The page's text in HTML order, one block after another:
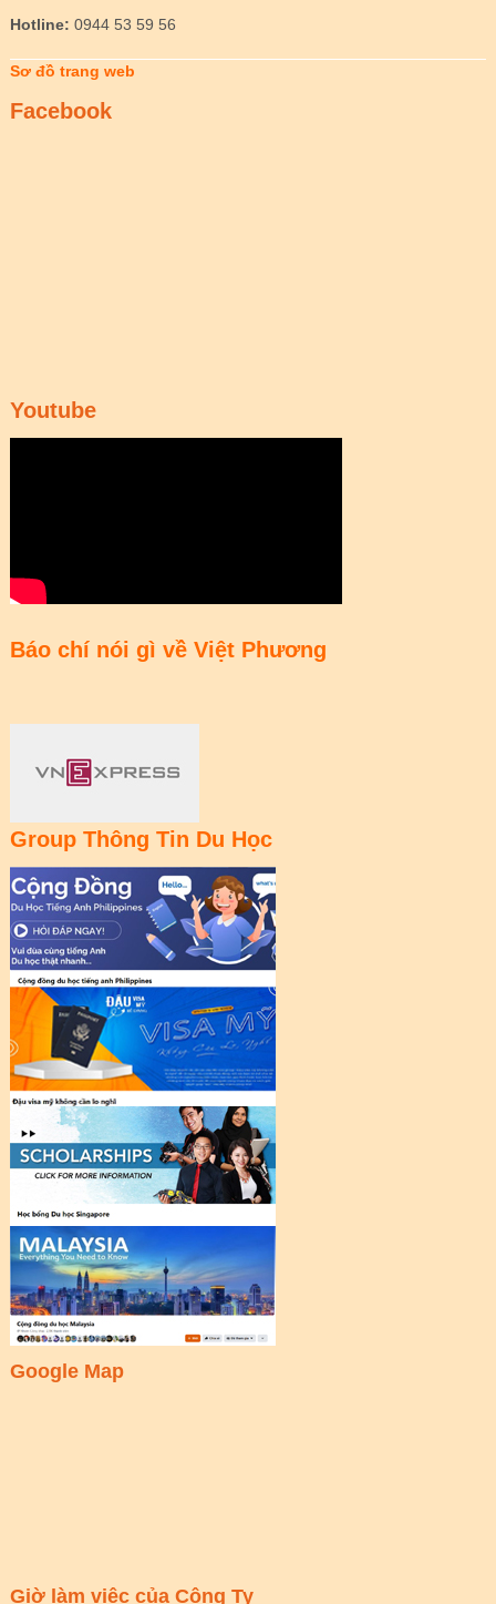
Hotline: 0944 53 59 56
Sơ đồ trang web
Facebook
Youtube
Báo chí nói gì về Việt Phương
Group Thông Tin Du Học
Google Map
Giờ làm việc của Công Ty